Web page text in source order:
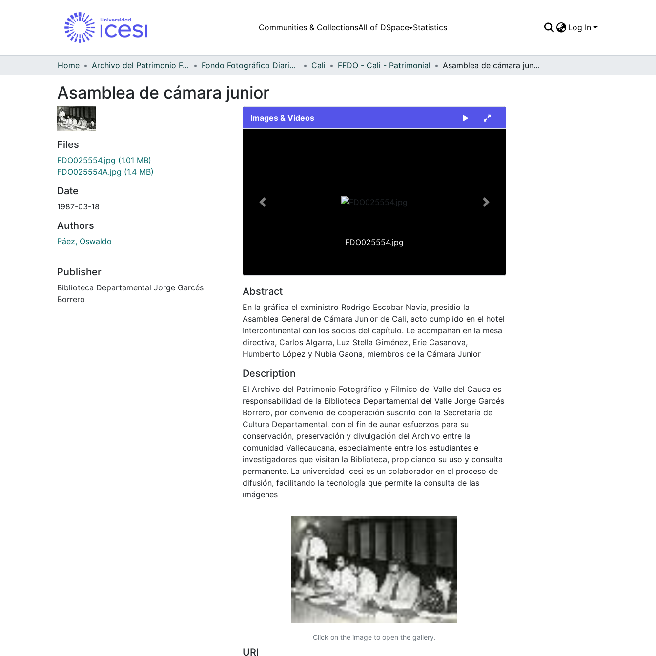
Communities & CollectionsAll of DSpace Statistics Log In
Home Archivo del Patrimonio Fotográfico y Fílmico del Valle del Cauca Fondo Fotográfico Diario Occidente Cali FFDO - Cali - Patrimonial Asamblea de cámara junior
Asamblea de cámara junior
Files
FDO025554.jpg (1.01 MB)
FDO025554A.jpg (1.4 MB)
Date
1987-03-18
Authors
Páez, Oswaldo
Publisher
Biblioteca Departamental Jorge Garcés
Borrero
Images & Videos
FDO025554.jpg
Previous Next
Abstract
En la gráfica el exministro Rodrigo Escobar Navia, presidio la
Asamblea General de Cámara Junior de Cali, acto cumplido en el hotel
Intercontinental con los socios del capítulo. Le acompañan en la mesa
directiva, Carlos Algarra, Luz Stella Giménez, Erie Casanova,
Humberto López y Nubia Gaona, miembros de la Cámara Junior
Description
El Archivo del Patrimonio Fotográfico y Fílmico del Valle del Cauca es
responsabilidad de la Biblioteca Departamental del Valle Jorge Garcés
Borrero, por convenio de cooperación suscrito con la Secretaría de
Cultura Departamental, con el fin de aunar esfuerzos para su
conservación, preservación y divulgación del Archivo entre la
comunidad Vallecaucana, especialmente entre los estudiantes e
investigadores que visitan la Biblioteca, propiciando su uso y consulta
permanente. La universidad Icesi es un colaborador en el proceso de
difusión, facilitando la tecnología que permite la consulta de las
imágenes
Click on the image to open the gallery.
URI